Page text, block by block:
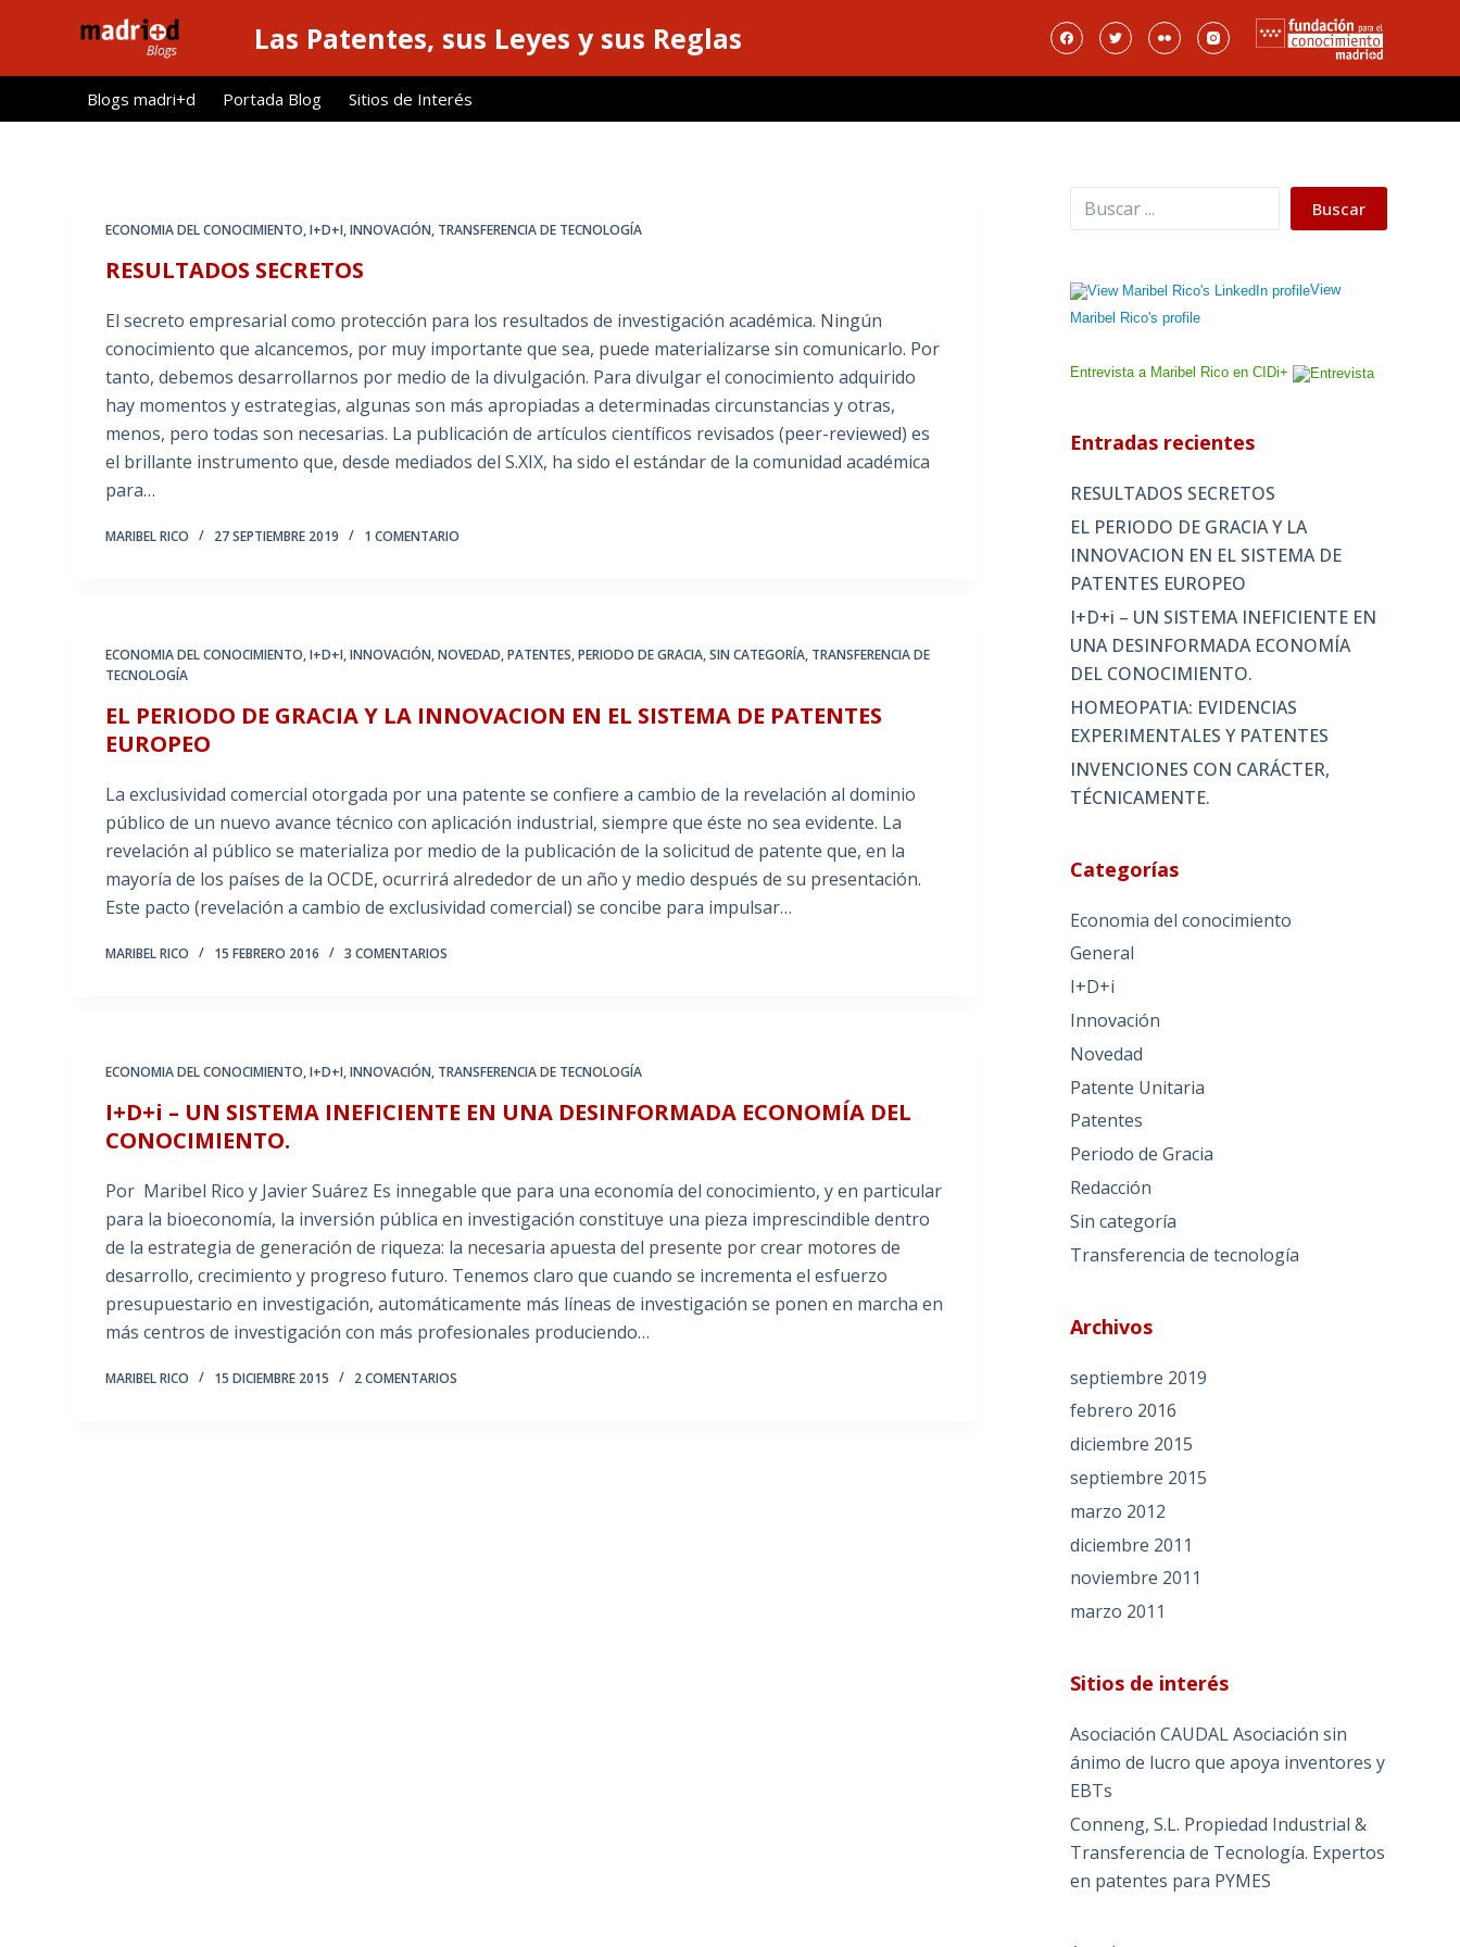
l
Las Patentes, sus Leyes y sus Reglas
Blogs madri+d Portada Blog Sitios de Interés
ECONOMIA DEL CONOCIMIENTO,I+D+I,INNOVACIÓN, TRANSFERENCIA DE TECNOLOGÍA
RESULTADOS SECRETOS
El secreto empresarial como protección para los resultados de investigación académica. Ningún
conocimiento que alcancemos, por muy importante que sea, puede materializarse sin comunicarlo. Por
tanto, debemos desarrollarnos por medio de la divulgación. Para divulgar el conocimiento adquirido
hay momentos y estrategias, algunas son más apropiadas a determinadas circunstancias y otras,
menos, pero todas son necesarias. La publicación de artículos científicos revisados (peer-reviewed) es
el brillante instrumento que, desde mediados del S.XIX, ha sido el estándar de la comunidad académica
para…
MARIBEL RICO 27 SEPTIEMBRE 2019 1 COMENTARIO
ECONOMIA DEL CONOCIMIENTO,I+D+I,INNOVACIÓN,NOVEDAD,PATENTES,PERIODO DE GRACIA,SIN CATEGORÍA, TRANSFERENCIA DE
TECNOLOGÍA
EL PERIODO DE GRACIA Y LA INNOVACION EN EL SISTEMA DE PATENTES
EUROPEO
La exclusividad comercial otorgada por una patente se confiere a cambio de la revelación al dominio
público de un nuevo avance técnico con aplicación industrial, siempre que éste no sea evidente. La
revelación al público se materializa por medio de la publicación de la solicitud de patente que, en la
mayoría de los países de la OCDE, ocurrirá alrededor de un año y medio después de su presentación.
Este pacto (revelación a cambio de exclusividad comercial) se concibe para impulsar…
MARIBEL RICO 15 FEBRERO 2016 3 COMENTARIOS
ECONOMIA DEL CONOCIMIENTO,I+D+I,INNOVACIÓN, TRANSFERENCIA DE TECNOLOGÍA
I+D+i – UN SISTEMA INEFICIENTE EN UNA DESINFORMADA ECONOMÍA DEL
CONOCIMIENTO.
Por Maribel Rico y Javier Suárez Es innegable que para una economía del conocimiento, y en particular
para la bioeconomía, la inversión pública en investigación constituye una pieza imprescindible dentro
de la estrategia de generación de riqueza: la necesaria apuesta del presente por crear motores de
desarrollo, crecimiento y progreso futuro. Tenemos claro que cuando se incrementa el esfuerzo
presupuestario en investigación, automáticamente más líneas de investigación se ponen en marcha en
más centros de investigación con más profesionales produciendo…
MARIBEL RICO 15 DICIEMBRE 2015 2 COMENTARIOS
Buscar Buscar
View
Maribel Rico's profile
Entrevista a Maribel Rico en CIDi+
Entradas recientes
RESULTADOS SECRETOS
EL PERIODO DE GRACIA Y LA
INNOVACION EN EL SISTEMA DE
PATENTES EUROPEO
I+D+i – UN SISTEMA INEFICIENTE EN
UNA DESINFORMADA ECONOMÍA
DEL CONOCIMIENTO.
HOMEOPATIA: EVIDENCIAS
EXPERIMENTALES Y PATENTES
INVENCIONES CON CARÁCTER,
TÉCNICAMENTE.
Categorías
Economia del conocimiento
General
I+D+i
Innovación
Novedad
Patente Unitaria
Patentes
Periodo de Gracia
Redacción
Sin categoría
Transferencia de tecnología
Archivos
septiembre 2019
febrero 2016
diciembre 2015
septiembre 2015
marzo 2012
diciembre 2011
noviembre 2011
marzo 2011
Sitios de interés
Asociación CAUDALAsociación sin
ánimo de lucro que apoya inventores y
EBTs
Conneng, S.L. Propiedad Industrial &
Transferencia de Tecnología. Expertos
en patentes para PYMES